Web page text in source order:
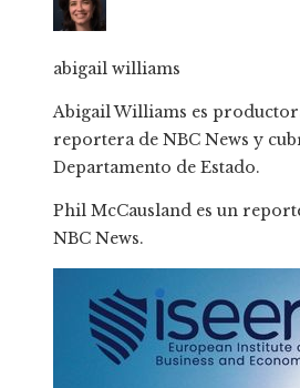
abigail williams
Abigail Williams es
reportera de NBC News y
Departamento de Estado.
Phil McCausland es un
NBC News.